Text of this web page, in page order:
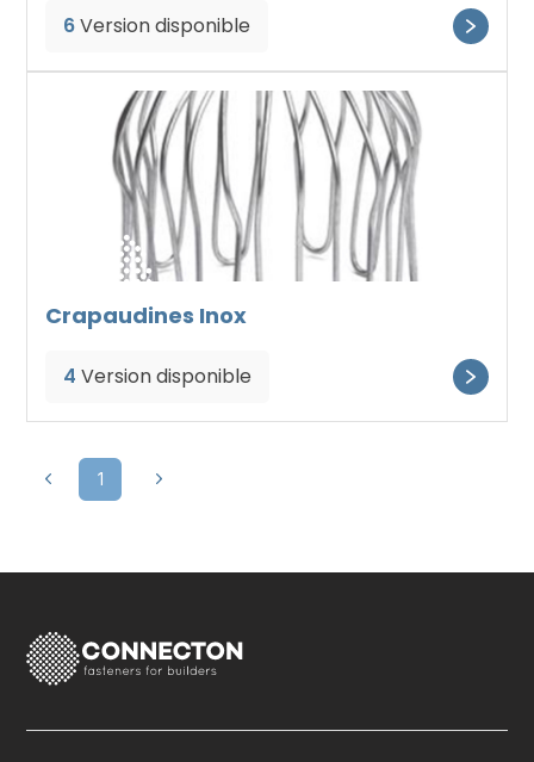
6Version disponible
Crapaudines Inox
4 Version disponible
1